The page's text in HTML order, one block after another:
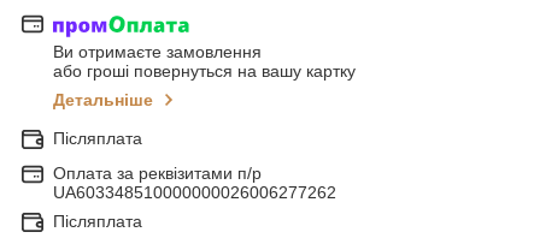
Ви отримаєте замовлення
або гроші повернуться на вашу картку
Детальніше
Післяплата
Оплата за реквізитами п/р
UA603348510000000026006277262
Післяплата